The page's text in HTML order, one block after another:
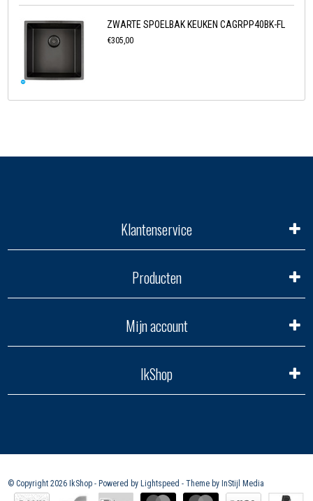
ZWARTE SPOELBAK KEUKEN CAGRPP40BK-FL
€305,00
Klantenservice
Producten
Mijn account
IkShop
© Copyright 2026 IkShop - Powered by Lightspeed - Theme by InStijl Media